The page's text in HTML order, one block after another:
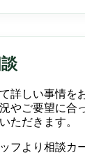
詳しい事情を
やご要望に合
ただきます。
フより相談カ